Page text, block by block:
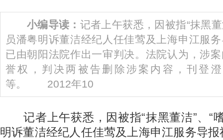
小编导读： 记者上午获悉，因被指“抹黑
员潘粤明诉董洁经纪人任佳莺及上海申江服
已由朝阳法院作出一审判决。法院认为，涉
誉权，判决两被告删除涉案内容，刊登
等。 2012年10
记者上午获悉，因被指“抹黑董洁”、“
明诉董洁经纪人任佳莺及上海申江服务导